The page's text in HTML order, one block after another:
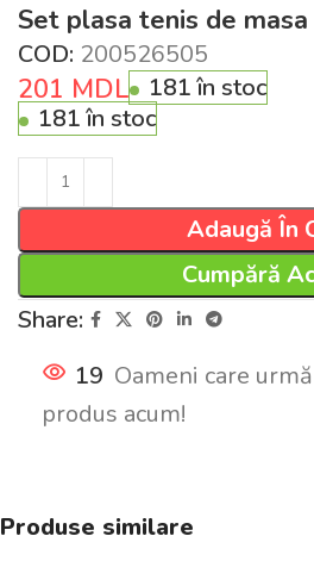
Set plasa tenis de
COD: 200526505
201 MDL
181 în stoc
181 în stoc
Adaugă În
Cumpără
Share:
19 Oameni care
produs acum!
Produse similare